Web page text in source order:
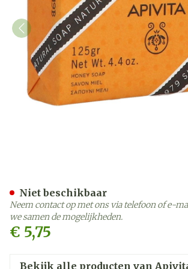
€ 5,75
Niet beschikbaar
Neem contact op met ons via telefoon of e-
we samen de mogelijkheden.
Bekijk alle producten van